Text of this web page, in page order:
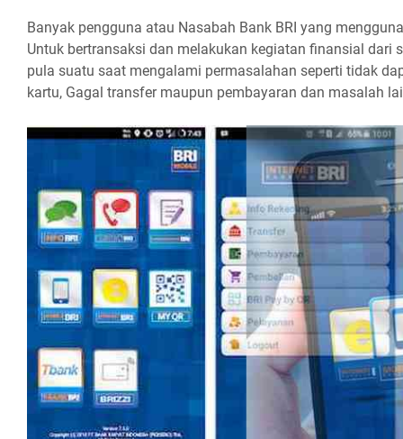
Banyak pengguna atau Nasabah Bank BRI yang
Untuk bertransaksi dan melakukan kegiatan finansial dari
pula suatu saat mengalami permasalahan seperti tidak
kartu, Gagal transfer maupun pembayaran dan masalah